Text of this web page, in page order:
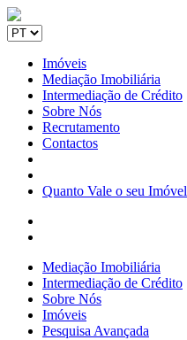
Imóveis
Mediação Imobiliária
Intermediação de Crédito
Sobre Nós
Recrutamento
Contactos
Quanto Vale o seu Imóvel
Mediação Imobiliária
Intermediação de Crédito
Sobre Nós
Imóveis
Pesquisa Avançada